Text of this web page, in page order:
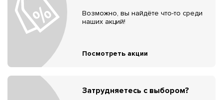
Возможно, вы найдёте что-то среди
наших акций!
Посмотреть акции
Затрудняетесь с выбором?